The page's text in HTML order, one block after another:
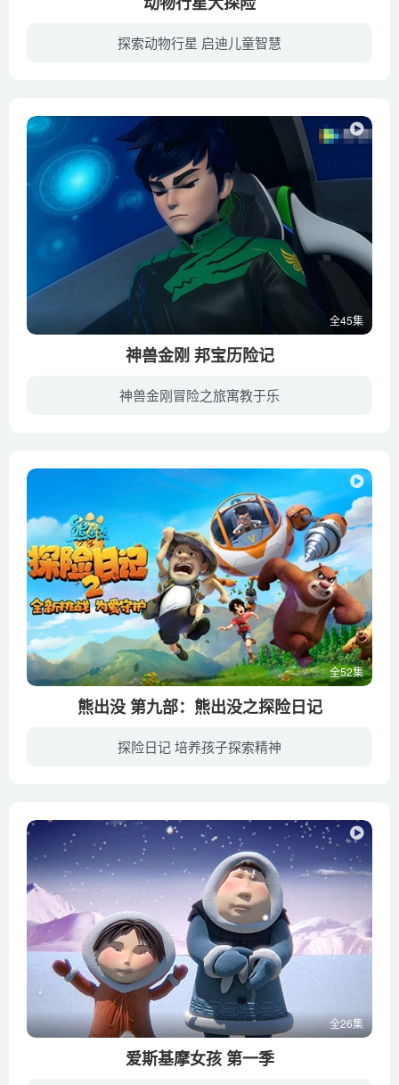
探索动物行星 启迪儿童智慧
全45集
神兽金刚 邦宝历险记
神兽金刚冒险之旅寓教于乐
全52集
熊出没 第九部：熊出没之探险日记
探险日记 培养孩子探索精神
全26集
爱斯基摩女孩 第一季